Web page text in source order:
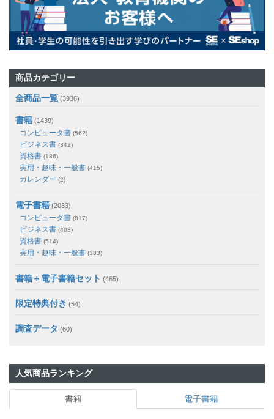
商品カテゴリー
全商品一覧 (3936)
書籍 (1439)
コンピュータ書 (562)
ビジネス書 (342)
資格書 (186)
実用・趣味・一般書 (415)
カレンダー (2)
電子書籍 (2033)
コンピュータ書 (817)
ビジネス書 (403)
資格書 (514)
実用・趣味・一般書 (383)
書籍＋電子書籍セット (465)
限定特典付き (54)
調査データ (60)
人気商品ランキング
書籍 電子書籍